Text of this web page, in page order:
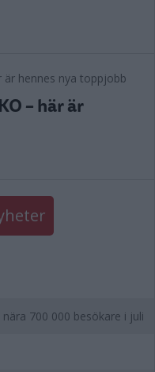
– här är
700 000 besökare i juli